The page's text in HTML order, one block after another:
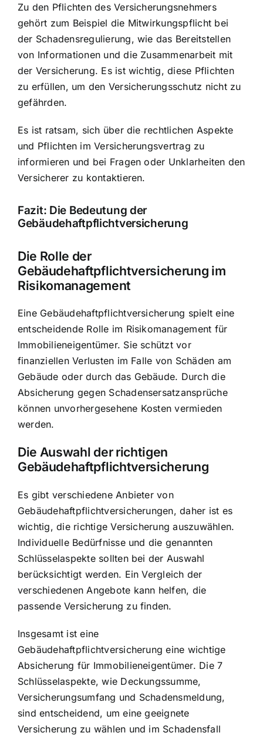
Zu den Pflichten des Versicherungsnehmers
gehört zum Beispiel die Mitwirkungspflicht bei
der Schadensregulierung, wie das Bereitstellen
von Informationen und die Zusammenarbeit mit
der Versicherung. Es ist wichtig, diese Pflichten
zu erfüllen, um den Versicherungsschutz nicht zu
gefährden.
Es ist ratsam, sich über die rechtlichen Aspekte
und Pflichten im Versicherungsvertrag zu
informieren und bei Fragen oder Unklarheiten den
Versicherer zu kontaktieren.
Fazit: Die Bedeutung der
Gebäudehaftpflichtversicherung
Die Rolle der
Gebäudehaftpflichtversicherung im
Risikomanagement
Eine Gebäudehaftpflichtversicherung spielt eine
entscheidende Rolle im Risikomanagement für
Immobilieneigentümer. Sie schützt vor
finanziellen Verlusten im Falle von Schäden am
Gebäude oder durch das Gebäude. Durch die
Absicherung gegen Schadensersatzansprüche
können unvorhergesehene Kosten vermieden
werden.
Die Auswahl der richtigen
Gebäudehaftpflichtversicherung
Es gibt verschiedene Anbieter von
Gebäudehaftpflichtversicherungen, daher ist es
wichtig, die richtige Versicherung auszuwählen.
Individuelle Bedürfnisse und die genannten
Schlüsselaspekte sollten bei der Auswahl
berücksichtigt werden. Ein Vergleich der
verschiedenen Angebote kann helfen, die
passende Versicherung zu finden.
Insgesamt ist eine
Gebäudehaftpflichtversicherung eine wichtige
Absicherung für Immobilieneigentümer. Die 7
Schlüsselaspekte, wie Deckungssumme,
Versicherungsumfang und Schadensmeldung,
sind entscheidend, um eine geeignete
Versicherung zu wählen und im Schadensfall